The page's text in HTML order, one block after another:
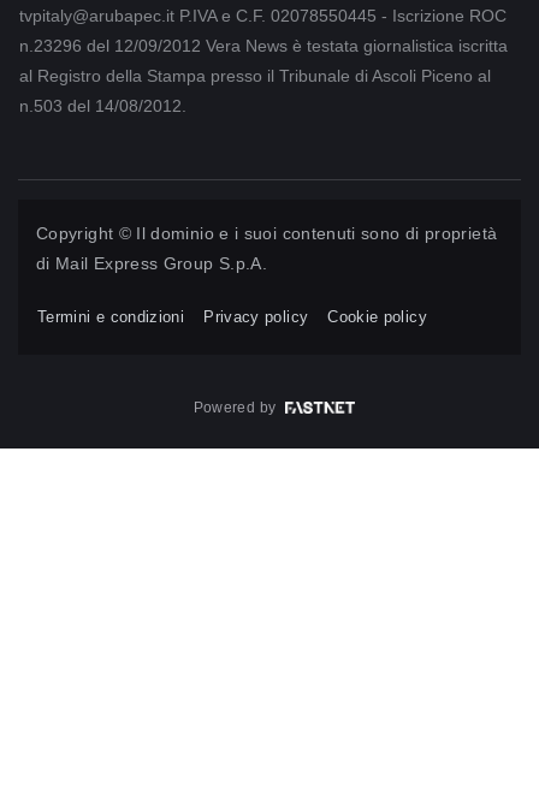
tvpitaly@arubapec.it P.IVA e C.F. 02078550445 - Iscrizione ROC
n.23296 del 12/09/2012 Vera News è testata giornalistica iscritta
al Registro della Stampa presso il Tribunale di Ascoli Piceno al
n.503 del 14/08/2012.
Copyright © Il dominio e i suoi contenuti sono di proprietà
di Mail Express Group S.p.A.
Termini e condizioni Privacy policy Cookie policy
Powered by